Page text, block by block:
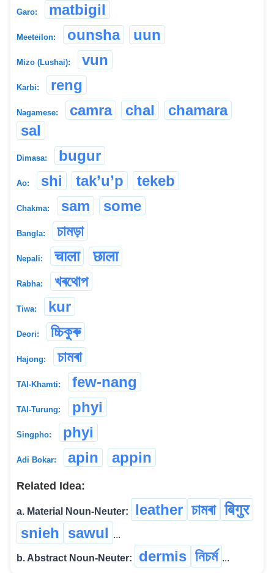
Garo: matbigil
Meeteilon: ounsha uun
Mizo (Lushai): vun
Karbi: reng
Nagamese: camra chal
chamara
sal
Dimasa: bugur
Ao: shi tak’u’p tekeb
Chakma: sam some
Bangla: চামড়া
Nepali: चाला छाला
Rabha: খৰথোপ
Tiwa: kur
Deori: চ্চিকুৰু
Hajong: চামৰা
TAI-Khamti: few-nang
TAI-Turung: phyi
Singpho: phyi
Adi Bokar: apin appin
Related Idea:
a. Material Noun-Neuter: leather চামৰা बिगुर
snieh sawul ...
b. Abstract Noun-Neuter: dermis নিচৰ্ম ...